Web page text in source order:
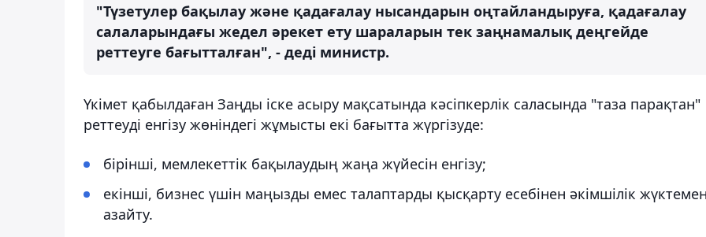
"Түзетулер бақылау және қадағалау нысандарын оңтайландыруға, қадағалау
салаларындағы жедел әрекет ету шараларын тек заңнамалық деңгейде
реттеуге бағытталған", - деді министр.
Үкімет қабылдаған Заңды іске асыру мақсатында кәсіпкерлік саласында "таза парақтан"
реттеуді енгізу жөніндегі жұмысты екі бағытта жүргізуде:
бірінші, мемлекеттік бақылаудың жаңа жүйесін енгізу;
екінші, бизнес үшін маңызды емес талаптарды қысқарту есебінен әкімшілік
азайту.